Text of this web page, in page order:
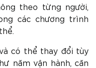
theo từng người,
các chương trình
có thể thay đổi tùy
năm vận hành, căn